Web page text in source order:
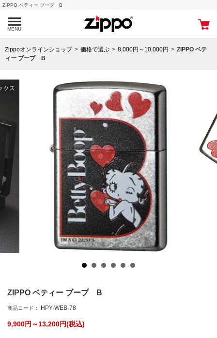
ZIPPO ベティー ブープ B
MENU
Zippoオンラインショップ 価格で選ぶ 8,000円～10,000円
ZIPPO ベテ
ィー ブープ B
ZIPPO ベティー ブープ B
商品コード： HPY-WEB-78
9,900円～13,200円(税込)